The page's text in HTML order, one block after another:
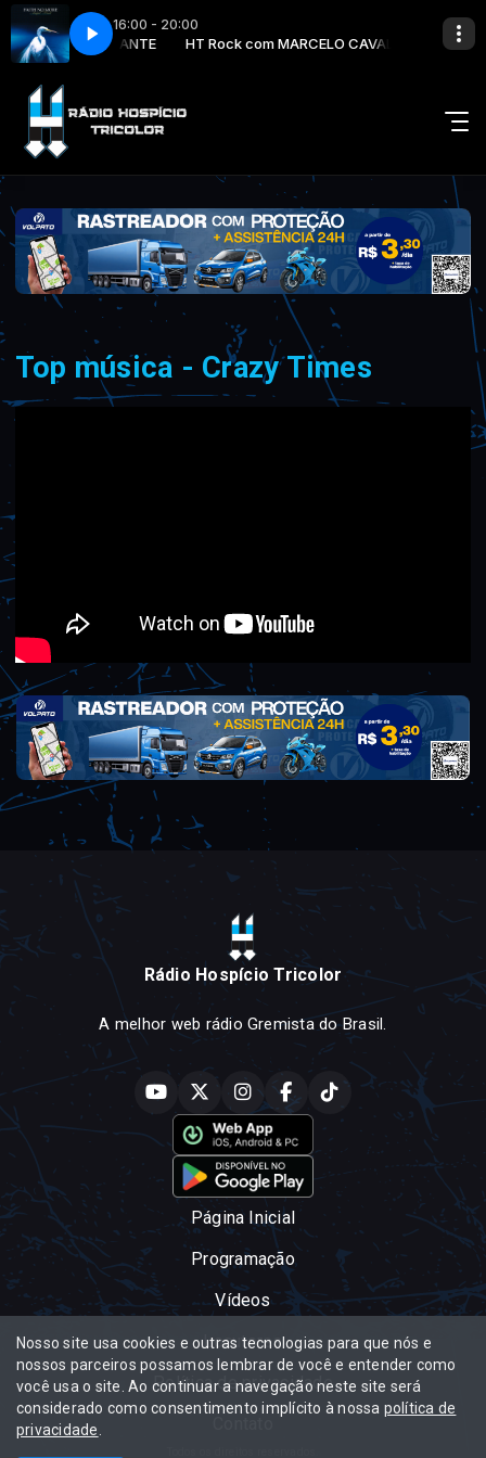
16:00 - 20:00
CAVALCANTE HT Rock com MARCELO CAVALCANTE
Crisis Faith No More - Midlife Crisis
Top música - Crazy Times
Rádio Hospício Tricolor
A melhor web rádio Gremista do Brasil.
Página Inicial
Programação
Vídeos
Locutores
Política de privacidade
Nosso site usa cookies e outras tecnologias para que nós e
nossos parceiros possamos lembrar de você e entender como
você usa o site. Ao continuar a navegação neste site será
considerado como consentimento implícito à nossa política de
privacidade